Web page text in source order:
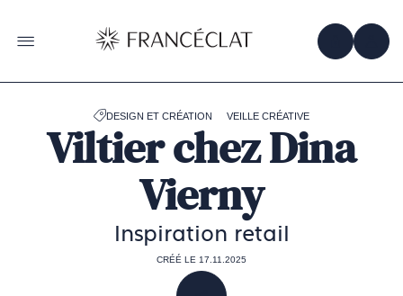
la
page
de
OBTENIR
DESIGN ET CRÉATION VEILLE CRÉATIVE
Viltier chez Dina
Vierny
Inspiration retail
CRÉÉ LE 17.11.2025